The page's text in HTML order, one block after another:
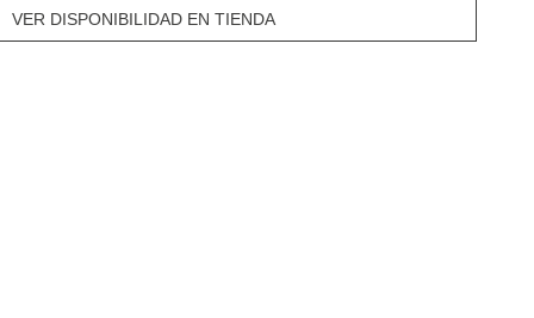
VER DISPONIBILIDAD EN TIENDA